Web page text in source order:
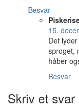
Besvar
15.
Det
sproget,
håber
Besvar
Skriv et svar